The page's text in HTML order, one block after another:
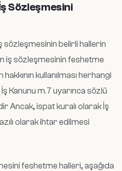
Sözleşmesini
sözleşmesinin belirli hallerin
iş sözleşmesinin feshetme
hakkının kullanılması herhangi
Kanunu m.7 uyarınca sözlü
Ancak, ispat kuralı olarak İş
olarak ihtar edilmesi
feshetme halleri, aşağıda